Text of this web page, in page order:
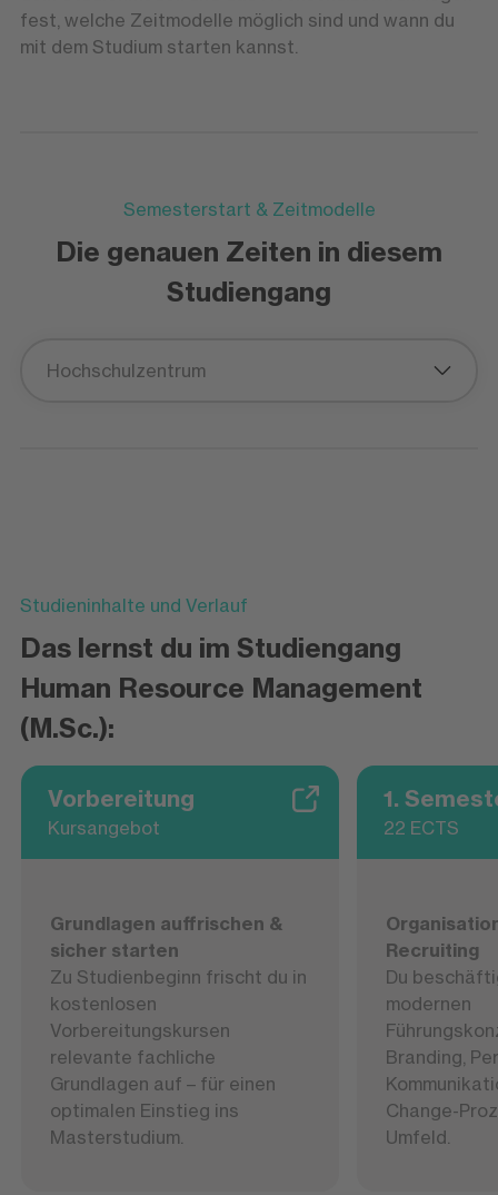
fest, welche Zeitmodelle möglich sind und wann du
mit dem Studium starten kannst.
Semesterstart & Zeitmodelle
Die genauen Zeiten in diesem
Studiengang
Hochschulzentrum
Studieninhalte und Verlauf
Das lernst du im Studiengang
Human Resource Management
(M.Sc.):
Vorbereitung
Kursangebot
Grundlagen auffrischen &
sicher starten
Zu Studienbeginn frischt du in
kostenlosen
Vorbereitungskursen
relevante fachliche
Grundlagen auf – für einen
optimalen Einstieg ins
Masterstudium.
1.
22 ECTS
Recruiting
Du
modernen
Branding,
Change-
Umfeld.